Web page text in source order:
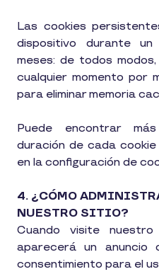
Las cookies
dispositivo durante
meses: de todos
cualquier momento por
para eliminar memoria
Puede encontrar
duración de cada
en la configuración de
4. ¿CÓMO
NUESTRO SITIO?
Cuando visite
aparecerá un anuncio
consentimiento para el